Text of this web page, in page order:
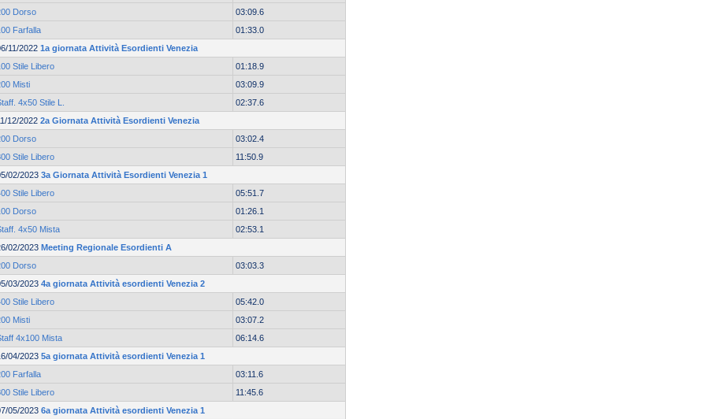
Dorso
03:09.6
Farfalla
01:33.0
11/2022 1a giornata Attività Esordienti Venezia
Stile Libero
01:18.9
Misti
03:09.9
4x50 Stile L.
02:37.6
12/2022 2a Giornata Attività Esordienti Venezia
Dorso
03:02.4
Stile Libero
11:50.9
02/2023 3a Giornata Attività Esordienti Venezia 1
Stile Libero
05:51.7
Dorso
01:26.1
4x50 Mista
02:53.1
02/2023 Meeting Regionale Esordienti A
Dorso
03:03.3
03/2023 4a giornata Attività esordienti Venezia 2
Stile Libero
05:42.0
Misti
03:07.2
4x100 Mista
06:14.6
04/2023 5a giornata Attività esordienti Venezia 1
Farfalla
03:11.6
Stile Libero
11:45.6
05/2023 6a giornata Attività esordienti Venezia 1